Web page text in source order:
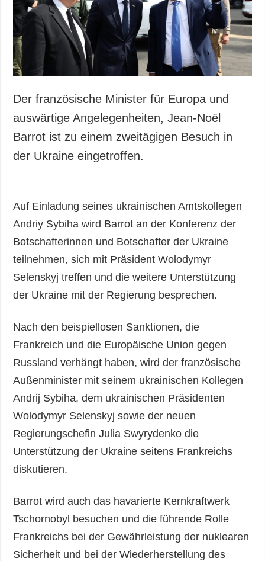
Gesellschaft und
Kultur
Sport
Kriminalität
Notstand und
ZUSÄTZLICH
Veröffentlichungen
Interview
LEISTUNGEN
Abonnement
Der französische Minister für Europa und
auswärtige Angelegenheiten, Jean-Noël
Barrot ist zu einem zweitägigen Besuch in
der Ukraine eingetroffen.
Auf Einladung seines ukrainischen Amtskollegen
Andriy Sybiha wird Barrot an der Konferenz der
Botschafterinnen und Botschafter der Ukraine
teilnehmen, sich mit Präsident Wolodymyr
Selenskyj treffen und die weitere Unterstützung
der Ukraine mit der Regierung besprechen.
Nach den beispiellosen Sanktionen, die
Frankreich und die Europäische Union gegen
Russland verhängt haben, wird der französische
Außenminister mit seinem ukrainischen Kollegen
Andrij Sybiha, dem ukrainischen Präsidenten
Wolodymyr Selenskyj sowie der neuen
Regierungschefin Julia Swyrydenko die
Unterstützung der Ukraine seitens Frankreichs
diskutieren.
Barrot wird auch das havarierte Kernkraftwerk
Tschornobyl besuchen und die führende Rolle
Frankreichs bei der Gewährleistung der nuklearen
Sicherheit und bei der Wiederherstellung des